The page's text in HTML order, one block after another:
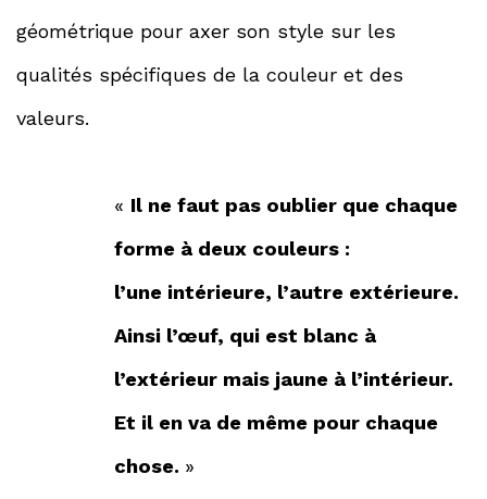
géométrique pour axer son style sur les
qualités spécifiques de la couleur et des
valeurs.
« Il ne faut pas oublier que chaque
forme à deux couleurs :
l’une intérieure, l’autre extérieure.
Ainsi l’œuf, qui est blanc à
l’extérieur mais jaune à l’intérieur.
Et il en va de même pour chaque
chose. »